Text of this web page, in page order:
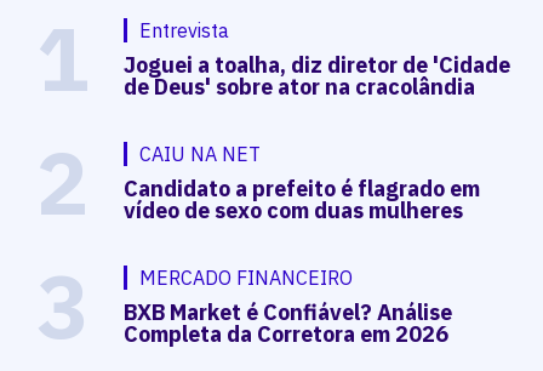
1 Entrevista
Joguei a toalha, diz diretor de 'Cidade
de Deus' sobre ator na cracolândia
2 CAIU NA NET
Candidato a prefeito é flagrado em
vídeo de sexo com duas mulheres
3 MERCADO FINANCEIRO
BXB Market é Confiável? Análise
Completa da Corretora em 2026